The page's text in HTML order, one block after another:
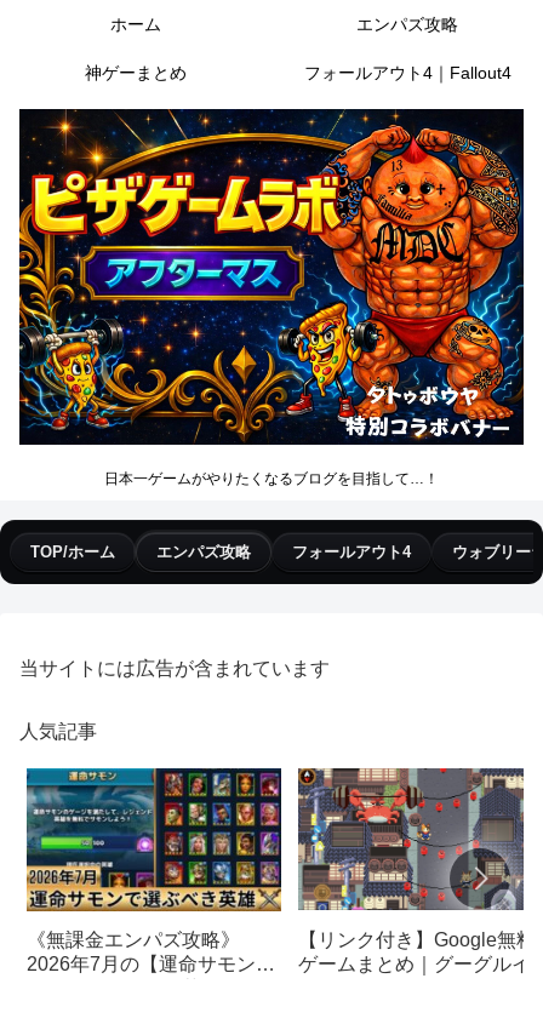
日本一ゲームがやりたくなるブログを目指して…！
ホーム エンパズ攻略
神ゲーまとめ フォールアウト4｜Fallout4
TOP/ホーム エンパズ攻略 フォールアウト4 ウォブリー
当サイトには広告が含まれています
人気記事
《無課金エンパズ攻略》
2026年7月の【運命サモン】
【リンク付き】Google無料
ゲームまとめ｜グーグルイ